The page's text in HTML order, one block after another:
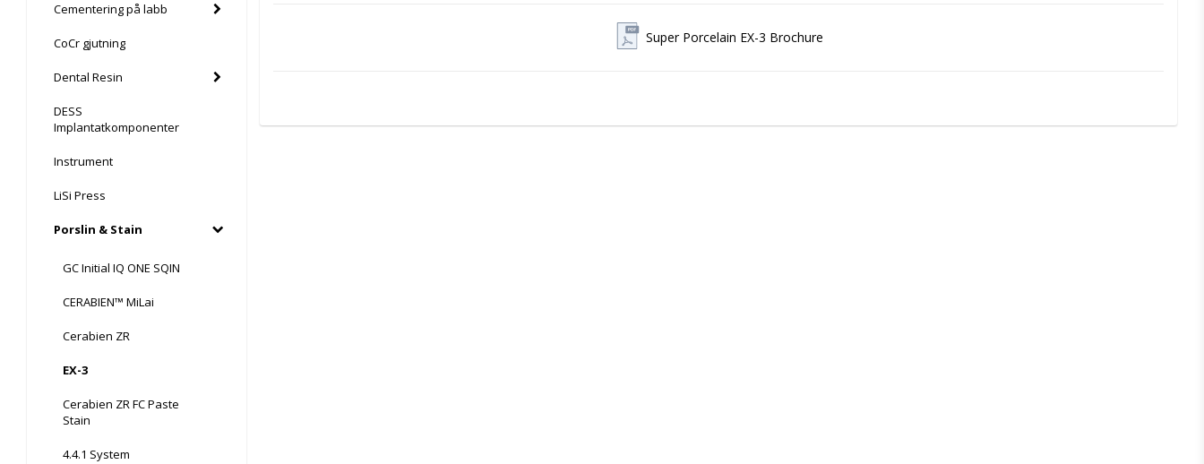
Cementering på labb
CoCr gjutning
Dental Resin
DESS
Implantatkomponenter
Instrument
LiSi Press
Porslin & Stain
GC Initial IQ ONE SQIN
CERABIEN™ MiLai
Cerabien ZR
EX-3
Cerabien ZR FC Paste
Stain
4.4.1 System
Super Porcelain EX-3 Brochure